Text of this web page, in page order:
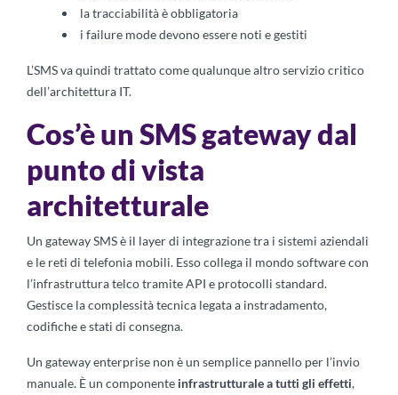
la tracciabilità è obbligatoria
i failure mode devono essere noti e gestiti
L’SMS va quindi trattato come qualunque altro servizio critico
dell’architettura IT.
Cos’è un SMS gateway dal
punto di vista
architetturale
Un gateway SMS è il layer di integrazione tra i sistemi aziendali
e le reti di telefonia mobili. Esso collega il mondo software con
l’infrastruttura telco tramite API e protocolli standard.
Gestisce la complessità tecnica legata a instradamento,
codifiche e stati di consegna.
Un gateway enterprise non è un semplice pannello per l’invio
manuale. È un componente infrastrutturale a tutti gli effetti,